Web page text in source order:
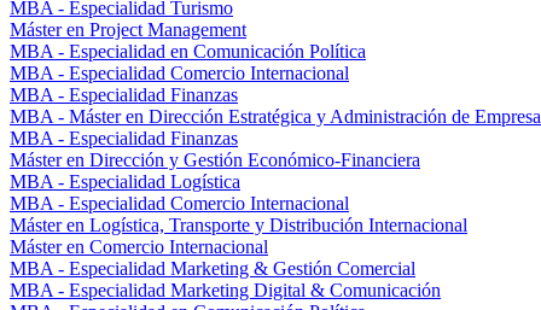
MBA - Especialidad Turismo
Máster en Project Management
MBA - Especialidad en Comunicación Política
MBA - Especialidad Comercio Internacional
MBA - Especialidad Finanzas
MBA - Máster en Dirección Estratégica y Administración de
MBA - Especialidad Finanzas
Máster en Dirección y Gestión Económico-Financiera
MBA - Especialidad Logística
MBA - Especialidad Comercio Internacional
Máster en Logística, Transporte y Distribución Internacional
Máster en Comercio Internacional
MBA - Especialidad Marketing & Gestión Comercial
MBA - Especialidad Marketing Digital & Comunicación